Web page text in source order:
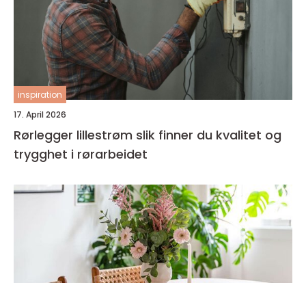
inspiration
17. April 2026
Rørlegger lillestrøm slik finner du kvalitet og
trygghet i rørarbeidet